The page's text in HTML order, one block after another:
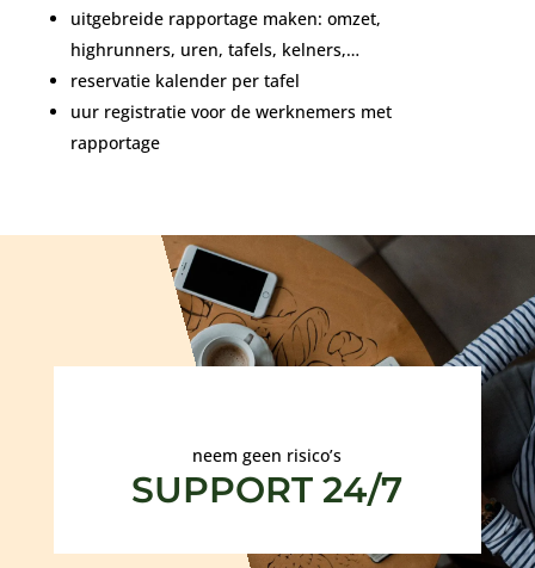
uitgebreide rapportage maken: omzet,
highrunners, uren, tafels, kelners,…
reservatie kalender per tafel
uur registratie voor de werknemers met
rapportage
neem geen risico’s
SUPPORT 24/7